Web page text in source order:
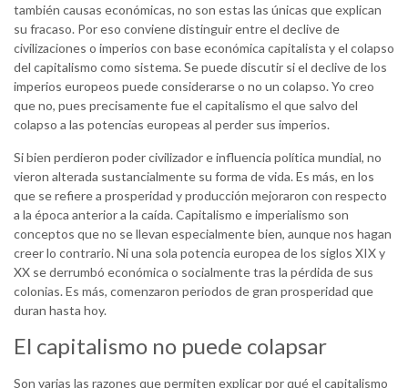
también causas económicas, no son estas las únicas que explican
su fracaso. Por eso conviene distinguir entre el declive de
civilizaciones o imperios con base económica capitalista y el colapso
del capitalismo como sistema. Se puede discutir si el declive de los
imperios europeos puede considerarse o no un colapso. Yo creo
que no, pues precisamente fue el capitalismo el que salvo del
colapso a las potencias europeas al perder sus imperios.
Si bien perdieron poder civilizador e influencia política mundial, no
vieron alterada sustancialmente su forma de vida. Es más, en los
que se refiere a prosperidad y producción mejoraron con respecto
a la época anterior a la caída. Capitalismo e imperialismo son
conceptos que no se llevan especialmente bien, aunque nos hagan
creer lo contrario. Ni una sola potencia europea de los siglos XIX y
XX se derrumbó económica o socialmente tras la pérdida de sus
colonias. Es más, comenzaron periodos de gran prosperidad que
duran hasta hoy.
El capitalismo no puede colapsar
Son varias las razones que permiten explicar por qué el capitalismo